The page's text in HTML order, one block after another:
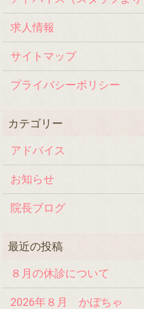
求人情報
サイトマップ
プライバシーポリシー
アドバイス
お知らせ
院長ブログ
８月の休診について
2026年８月 かぼちゃ